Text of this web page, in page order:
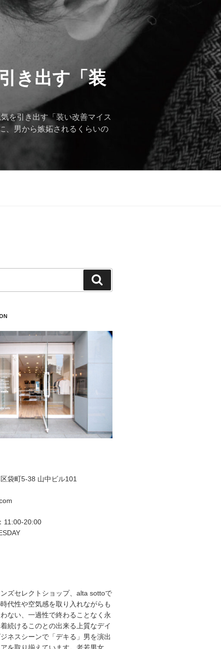
き出す「装
を引き出す「装い改善マイス
、男から嫉妬されるくらいの
索
袋町5-38 山中ビル101
11:00-20:00
ズセレクトショップ、alta sottoで
代性や空気感を取り入れながらも
ない、一過性で終わることなく永
続けるこのとの出来る上質なデイ
ネスシーンで「デキる」男を演出